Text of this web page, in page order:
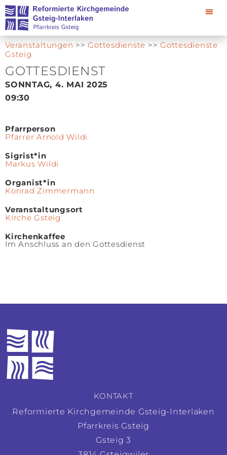
Veranstaltungen >>Gottesdienste >> Gottesdienste
Gsteig
GOTTESDIENST
SONNTAG, 4. MAI 2025
09:30
Pfarrperson
Pfarrer Arnold Wildi
Sigrist*in
Markus Wildi
Organist*in
Konrad Zimmermann
Veranstaltungsort
Kirche Gsteig
Kirchenkaffee
Im Anschluss an den Gottesdienst
KONTAKT
Reformierte Kirchgemeinde Gsteig-Interlaken
Pfarrkreis Gsteig
Gsteig 3